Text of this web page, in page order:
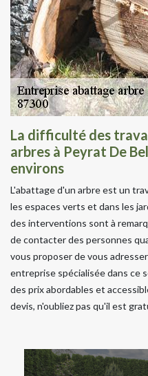
La difficulté des
arbres à Peyrat De
environs
L'abattage d'un arbre est un
les espaces verts et dans les
des interventions sont à
de contacter des personnes
vous proposer de vous
entreprise spécialisée dans ce
des prix abordables et
devis, n'oubliez pas qu'il est